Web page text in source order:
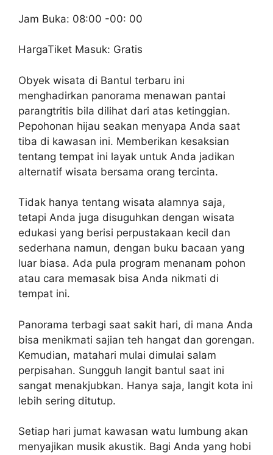
Jam Buka: 08:00 -00: 00
HargaTiket Masuk: Gratis
Obyek wisata di Bantul terbaru ini
menghadirkan panorama menawan pantai
parangtritis bila dilihat dari atas ketinggian.
Pepohonan hijau seakan menyapa Anda saat
tiba di kawasan ini. Memberikan kesaksian
tentang tempat ini layak untuk Anda jadikan
alternatif wisata bersama orang tercinta.
Tidak hanya tentang wisata alamnya saja,
tetapi Anda juga disuguhkan dengan wisata
edukasi yang berisi perpustakaan kecil dan
sederhana namun, dengan buku bacaan yang
luar biasa. Ada pula program menanam pohon
atau cara memasak bisa Anda nikmati di
tempat ini.
Panorama terbagi saat sakit hari, di mana Anda
bisa menikmati sajian teh hangat dan gorengan.
Kemudian, matahari mulai dimulai salam
perpisahan. Sungguh langit bantul saat ini
sangat menakjubkan. Hanya saja, langit kota ini
lebih sering ditutup.
Setiap hari jumat kawasan watu lumbung akan
menyajikan musik akustik. Bagi Anda yang hobi